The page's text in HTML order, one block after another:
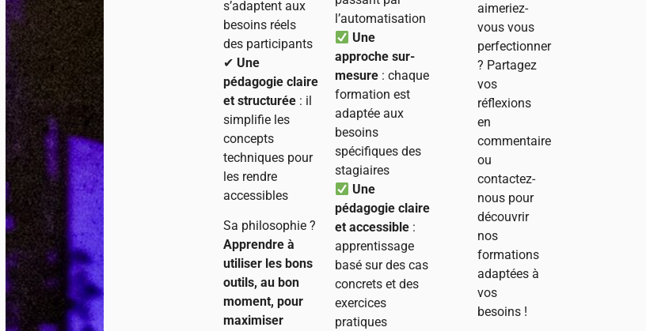
s’adaptent aux
besoins réels
des participants
✔ Une
pédagogie claire
et structurée : il
simplifie les
concepts
techniques pour
les rendre
accessibles
Sa philosophie ?
Apprendre à
utiliser les bons
outils, au bon
moment, pour
maximiser
l’automatisation
Une
approche sur-
mesure: chaque
formation est
adaptée aux
besoins
spécifiques des
stagiaires
Une
pédagogie claire
et accessible:
apprentissage
basé sur des cas
concrets et des
exercices
pratiques
aimeriez-
vous vous
perfectionner
? Partagez
vos
réflexions
en
commentaire
ou
contactez-
nous pour
découvrir
nos
formations
adaptées à
vos
besoins !